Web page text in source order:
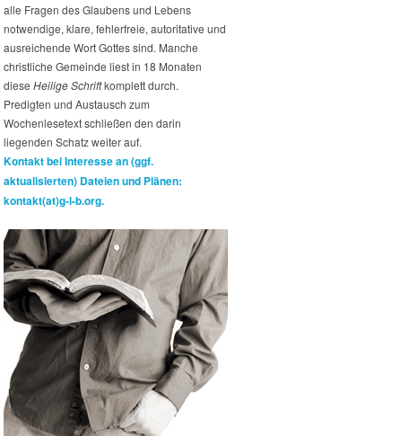
alle Fragen des Glaubens und Lebens
notwendige, klare, fehlerfreie, autoritative und
ausreichende Wort Gottes sind. Manche
christliche Gemeinde liest in 18 Monaten
diese Heilige Schriftkomplett durch.
Predigten und Austausch zum
Wochenlesetext schließen den darin
liegenden Schatz weiter auf.
Kontakt bei Interesse an (ggf.
aktualisierten) Dateien und Plänen:
kontakt(at)g-l-b.org.